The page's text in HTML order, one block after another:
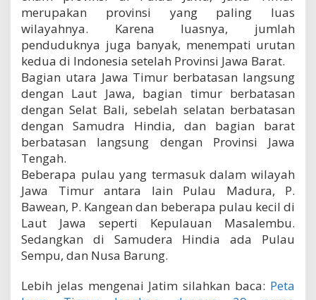
a
r
a
h
merupakan provinsi yang paling luas
wilayahnya. Karena luasnya, jumlah
penduduknya juga banyak, menempati urutan
kedua di Indonesia setelah Provinsi Jawa Barat.
Bagian utara Jawa Timur berbatasan langsung
dengan Laut Jawa, bagian timur berbatasan
dengan Selat Bali, sebelah selatan berbatasan
dengan Samudra Hindia, dan bagian barat
berbatasan langsung dengan Provinsi Jawa
Tengah.
Beberapa pulau yang termasuk dalam wilayah
Jawa Timur antara lain Pulau Madura, P.
Bawean, P. Kangean dan beberapa pulau kecil di
Laut Jawa seperti Kepulauan Masalembu.
Sedangkan di Samudera Hindia ada Pulau
Sempu, dan Nusa Barung.
Lebih jelas mengenai Jatim silahkan baca: Peta